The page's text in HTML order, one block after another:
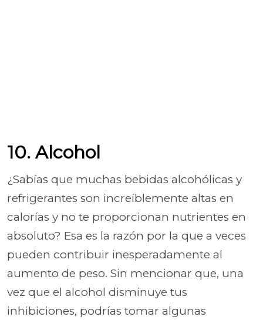
10. Alcohol
¿Sabías que muchas bebidas alcohólicas y
refrigerantes son increíblemente altas en
calorías y no te proporcionan nutrientes en
absoluto? Esa es la razón por la que a veces
pueden contribuir inesperadamente al
aumento de peso. Sin mencionar que, una
vez que el alcohol disminuye tus
inhibiciones, podrías tomar algunas